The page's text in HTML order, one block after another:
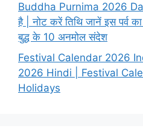
Buddha Purnima 2026
है | नोट करें तिथि जानें इस पर्व
बुद्ध के 10 अनमोल संदेश
Festival Calendar 2026
2026 Hindi | Festival
Holidays